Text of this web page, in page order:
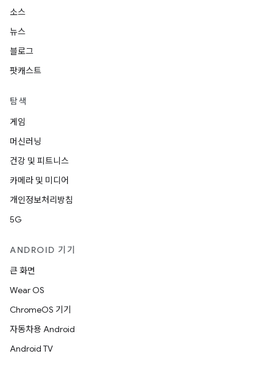
소스
뉴스
블로그
팟캐스트
탐색
게임
머신러닝
건강 및 피트니스
카메라 및 미디어
개인정보처리방침
5G
ANDROID 기기
큰 화면
Wear OS
ChromeOS 기기
자동차용 Android
Android TV